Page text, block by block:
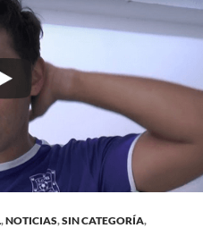
,NOTICIAS,SIN CATEGORÍA,